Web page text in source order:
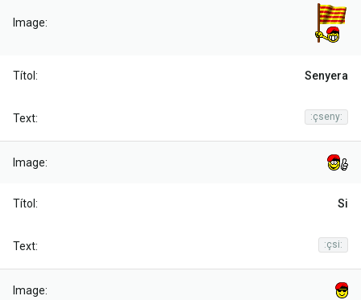
Senyera
:çseny:
Si
:çsi: